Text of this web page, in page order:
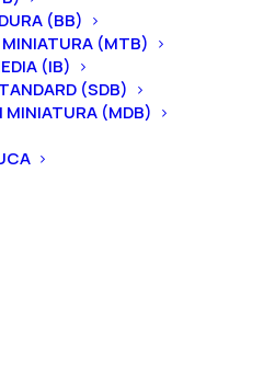
(BB)
MINIATURA (MTB)
(IB)
(SDB)
MINIATURA (MDB)
da 40 petali bianco crema
profumati.
e ben ramificata fino a
resistenza alle
per il reciso e si adatta
in vaso.
alla cantante francese di